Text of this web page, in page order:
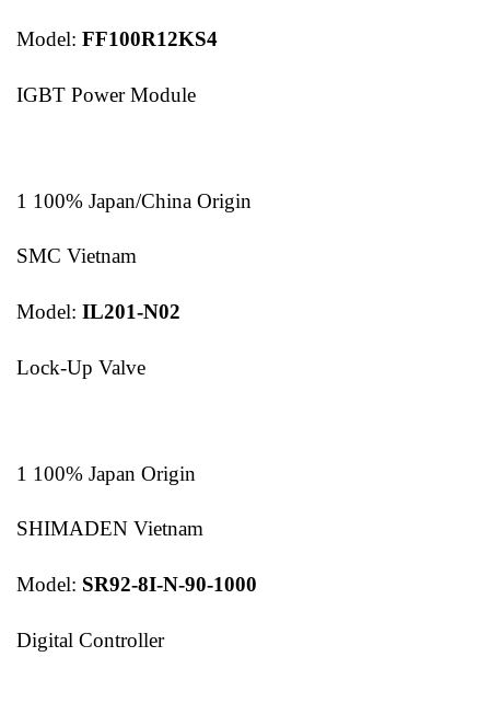
Model: FF100R12KS4
IGBT Power Module
1 100% Japan/China Origin
SMC Vietnam
Model: IL201-N02
Lock-Up Valve
1 100% Japan Origin
SHIMADEN Vietnam
Model: SR92-8I-N-90-1000
Digital Controller